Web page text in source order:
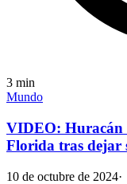
3 min
Mundo
VIDEO: Huracán
Florida tras dejar
10 de octubre de 2024·